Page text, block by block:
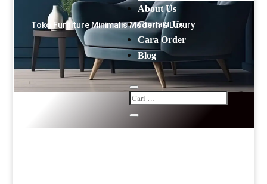
Toko Furniture Minimalis Modern & Luxury
About Us
Contact Us
Cara Order
Blog